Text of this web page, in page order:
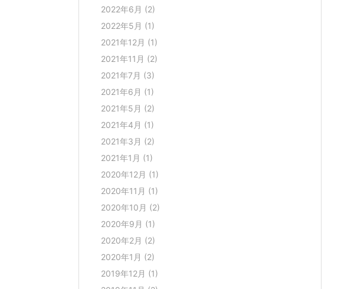
2022年6月 (2)
2022年5月 (1)
2021年12月 (1)
2021年11月 (2)
2021年7月 (3)
2021年6月 (1)
2021年5月 (2)
2021年4月 (1)
2021年3月 (2)
2021年1月 (1)
2020年12月 (1)
2020年11月 (1)
2020年10月 (2)
2020年9月 (1)
2020年2月 (2)
2020年1月 (2)
2019年12月 (1)